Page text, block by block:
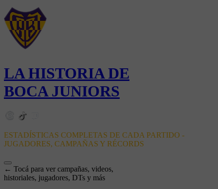
LA HISTORIA DE
BOCA JUNIORS
ESTADÍSTICAS COMPLETAS DE CADA PARTIDO -
JUGADORES, CAMPAÑAS Y RÉCORDS
← Tocá para ver campañas, videos,
historiales, jugadores, DTs y más